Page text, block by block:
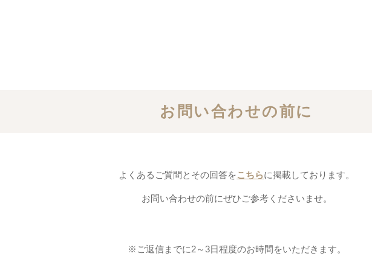
お問い合わせの前に
よくあるご質問とその回答をこちらに掲載しております。
お問い合わせの前にぜひご参考くださいませ。
※ご返信までに2～3日程度のお時間をいただきます。